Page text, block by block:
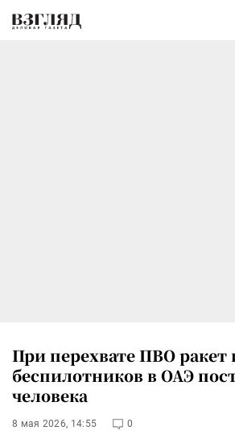
При перехвате ПВО ракет
беспилотников в ОАЭ
человека
8 мая 2026, 14:55 0